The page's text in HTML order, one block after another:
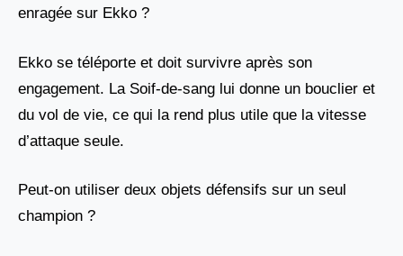
enragée sur Ekko ?
Ekko se téléporte et doit survivre après son
engagement. La Soif-de-sang lui donne un bouclier et
du vol de vie, ce qui la rend plus utile que la vitesse
d’attaque seule.
Peut-on utiliser deux objets défensifs sur un seul
champion ?